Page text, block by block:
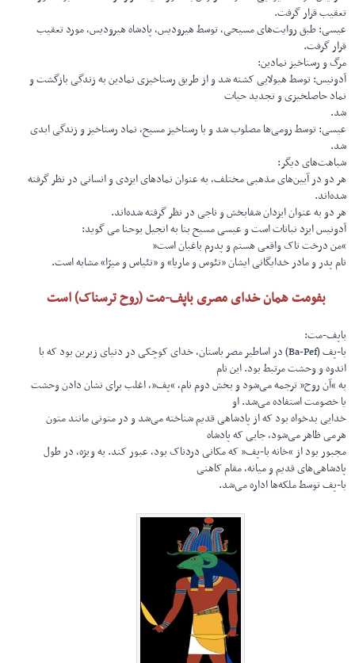
تعقیب قرار گرفت.
عیسی: طبق روایت‌های مسیحی، توسط هیرودیس، پادشاه هیرودیس، مورد تعقیب
قرار گرفت.
مرگ و رستاخیز نمادین:
آدونیس: توسط هیولایی کشته شد و از طریق رستاخیزی نمادین به زندگی بازگشت و
نماد حاصلخیزی و تجدید حیات
شد.
عیسی: توسط رومی‌ها مصلوب شد و با رستاخیز مسیح، نماد رستاخیز و زندگی ابدی
شد.
شباهت‌های دیگر:
هر دو در آیین‌های مذهبی مختلف، به عنوان نمادهای ایزدی و انسانی در نظر گرفته
شده‌اند.
هر دو به عنوان ایزدان شفابخش و ناجی در نظر گرفته شده‌اند.
آدونیس ایزد نباتات است و عیسی مسیح بنا به انجیل یوحنا می گوید:
“من درخت تاک واقعی هستم و پدرم باغبان است”
نام پدر و مادر خدایگانی ایشان «تئوس و ماریا» و «تئیاس و میرّا» مشابه است.
بفومت همان خدای مصری باپف-مت (روح ترسناک) است
باپف-مت:
با-پف (Ba-Pef) در اساطیر مصر باستان، خدای کوچکی در دنیای زیرین بود که با
اندوه و وحشت مرتبط بود. این نام
به “آن روح” ترجمه می‌شود و بخش دوم نام، “پف”، اغلب برای نشان دادن وحشت
یا خصومت استفاده می‌شد. او
خدایی بدخواه بود که از پادشاهی قدیم شناخته می‌شد و در متونی مانند متون
هرمی ظاهر می‌شود، جایی که پادشاه
مجبور بود از “خانه با-پف” که مکانی دردناک بود، عبور کند. به ویژه، در طول
پادشاهی‌های قدیم و میانه، مقام کاهنی
با-پف توسط ملکه‌ها اداره می‌شد.